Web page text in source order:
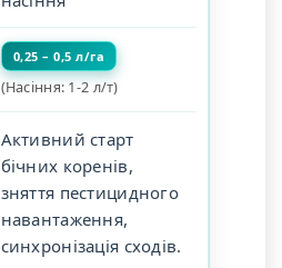
0,25 – 0,5 л/га
(Насіння: 1-2 л/т)
Активний старт
бічних коренів,
зняття пестицидного
навантаження,
синхронізація сходів.